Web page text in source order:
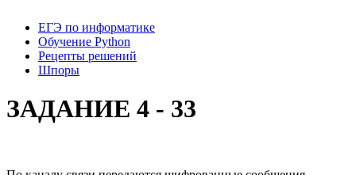
ЕГЭ по информатике
Обучение Python
Рецепты решений
Шпоры
ЗАДАНИЕ 4 - 33